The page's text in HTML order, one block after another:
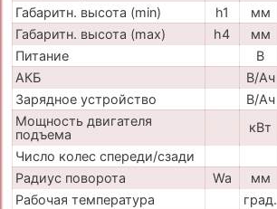
Габаритн. высота (min)
h1 мм
Габаритн. высота (max)
h4 мм
Питание
В
АКБ
В/Ач
Зарядное устройство
В/Ач
Мощность двигателя
подъема
кВт
Число колес спереди/сзади
Радиус поворота
Wa мм
Рабочая температура
град.